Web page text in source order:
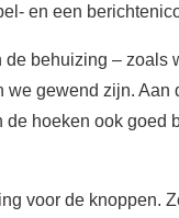
en een
behuizing – zoals
gewend zijn. Aan
hoeken ook goed
voor de knoppen.